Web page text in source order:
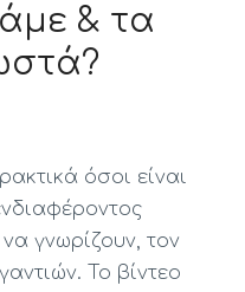
& τα
όσοι είναι
γνωρίζουν, τον
Το βίντεο